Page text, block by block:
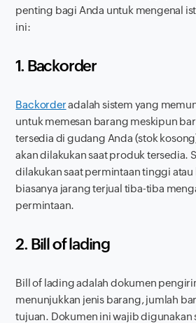
penting bagi Anda untuk mengenal
ini:
1. Backorder
Backorderadalah sistem yang
untuk memesan barang meskipun
tersedia di gudang Anda (stok
akan dilakukan saat produk tersedia.
dilakukan saat permintaan tinggi
biasanya jarang terjual tiba-tiba
permintaan.
2. Bill of lading
Bill of lading adalah dokumen
menunjukkan jenis barang, jumlah
tujuan. Dokumen ini wajib digunakan